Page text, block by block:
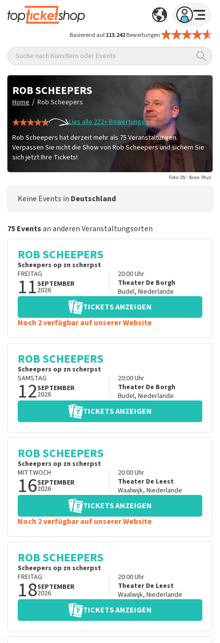
Basierend auf113.242Bewertungen
Suche nach Künstlern oder Events
ROB SCHEEPERS
Home / Rob Scheepers
Lies alle 222+ Bewertungen
Rob Scheepers hat derzeit mehr als 75 Veranstaltungen.
Verpassen Sie nicht die Show von Rob Scheepers und sichern Sie
sich jetzt Ihre Tickets!
Foto: DV - Bron: Phyt
Keine Events in Deutschland
75 Eventsan anderen Veranstaltungsorten
ROB SCHEEPERS
Scheepers op zn scherpst
FREITAG
11SEPTEMBER
2026
20:00Uhr
Theater De Borgh
Budel, Niederlande
TICKETS ANZEIGEN
Noch 2 verfügbar auf unserer Website
ROB SCHEEPERS
Scheepers op zn scherpst
SAMSTAG
12SEPTEMBER
2026
20:00Uhr
Theater De Borgh
Budel, Niederlande
TICKETS ANZEIGEN
ROB SCHEEPERS
Scheepers op zn scherpst
MITTWOCH
16SEPTEMBER
2026
20:00Uhr
Theater De Leest
Waalwijk, Niederlande
TICKETS ANZEIGEN
Noch 2 verfügbar auf unserer Website
ROB SCHEEPERS
Scheepers op zn scherpst
FREITAG
18SEPTEMBER
2026
20:00Uhr
Theater De Leest
Waalwijk, Niederlande
TICKETS ANZEIGEN